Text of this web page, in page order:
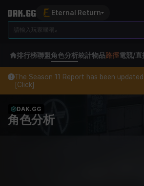
Eternal Return
排行榜聯盟角色分析統計物品路徑電競/直
The Season 11 Report has been
[Click]
DAK.GG
角色分析